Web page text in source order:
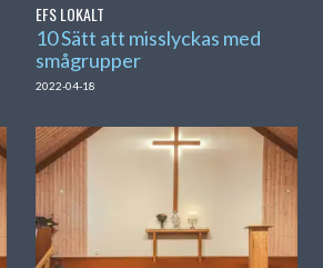
EFS LOKALT
10 Sätt att misslyckas med
smågrupper
2022-04-18